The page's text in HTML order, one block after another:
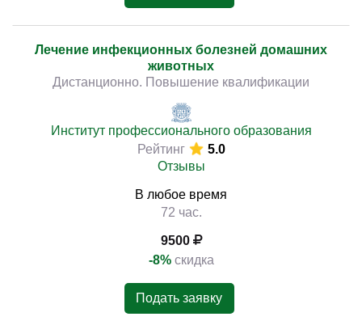
Лечение инфекционных болезней домашних
животных
Дистанционно. Повышение квалификации
Институт профессионального образования
Рейтинг
5.0
Отзывы
В любое время
72 час.
9500
-8% скидка
Подать заявку